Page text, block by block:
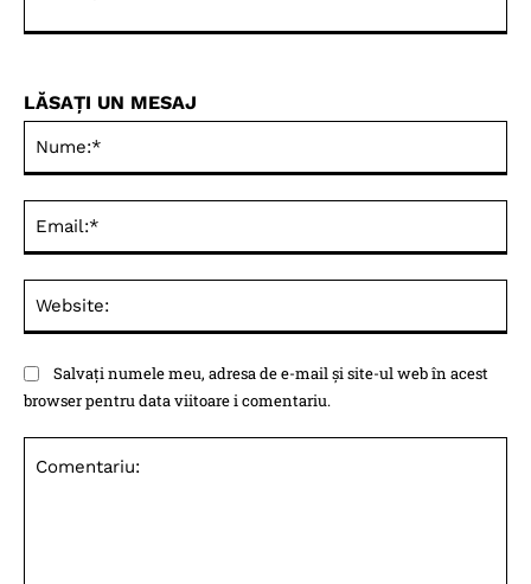
LĂSAȚI UN MESAJ
Salvați numele meu, adresa de e-mail și site-ul web în acest
browser pentru data viitoare i comentariu.